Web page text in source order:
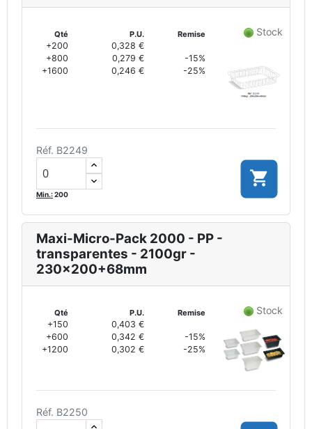
Qté P.U. Remise
+200
0,328 €
+800
0,279 €
-15%
+1600
0,246 € -25%
Stock
Réf. B2249
Min.:200

Maxi-Micro-Pack 2000 - PP -
transparentes - 2100gr -
230x200+68mm
Qté P.U. Remise
+150
0,403 €
+600
0,342 €
-15%
+1200
0,302 € -25%
Stock
Réf. B2250